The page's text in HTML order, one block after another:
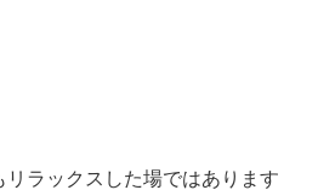
ラックスした場ではあります